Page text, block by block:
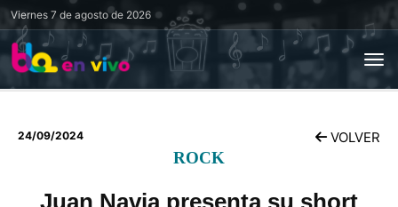
Viernes 7 de agosto de 2026
24/09/2024 VOLVER
ROCK
Juan Navia presenta su short